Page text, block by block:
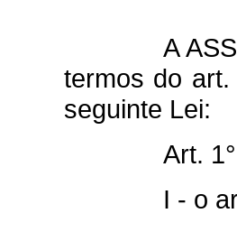
A
termos do
seguinte Lei:
Art.
I - o